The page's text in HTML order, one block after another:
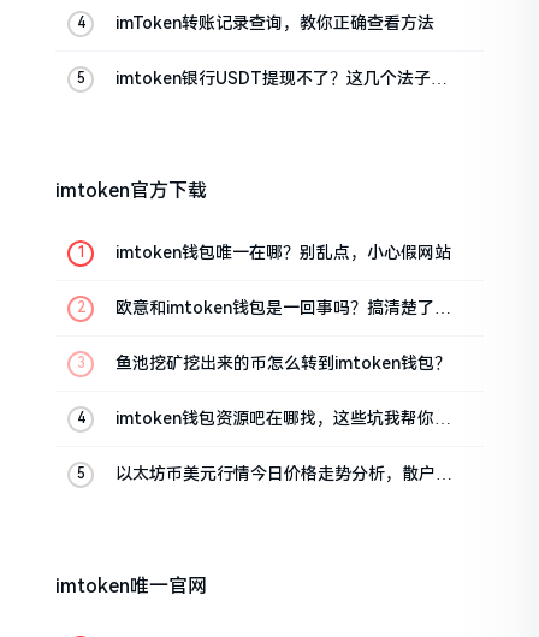
imToken转账记录查询，教你正确查看方法
imtoken银行USDT提现不了？这几个法子能
imtoken官方下载
imtoken钱包唯一在哪？别乱点，小心假网站
欧意和imtoken钱包是一回事吗？搞清楚了再
鱼池挖矿挖出来的币怎么转到imtoken钱包？
imtoken钱包资源吧在哪找，这些坑我帮你趟
以太坊币美元行情今日价格走势分析，散户如
imtoken唯一官网